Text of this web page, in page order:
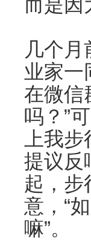
而是
几个
业家一
在微信
吗？”
上我
提议反
起，步
意，“
嘛”。